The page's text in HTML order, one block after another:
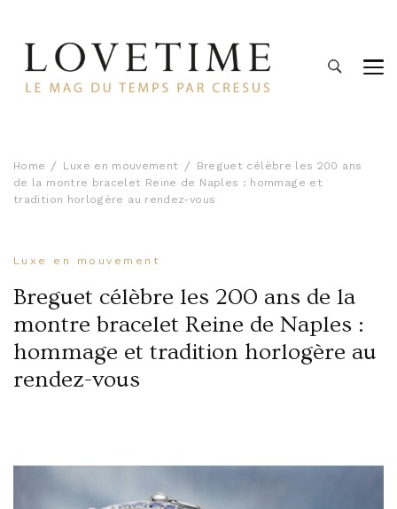
Home Luxe en mouvement
Breguet célèbre les 200 ans
de la montre bracelet Reine de Naples : hommage et
tradition horlogère au rendez-vous
Luxe en mouvement
Breguet célèbre les 200 ans de la
montre bracelet Reine de Naples :
hommage et tradition horlogère au
rendez-vous